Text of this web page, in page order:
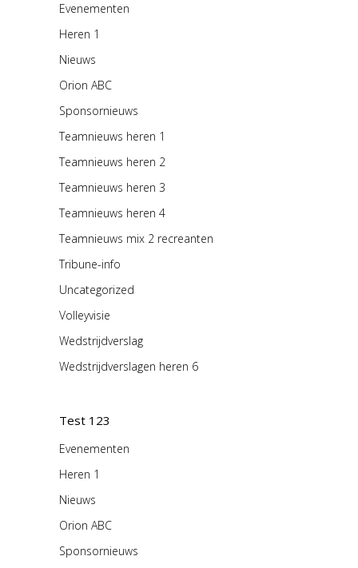
Evenementen
Heren 1
Nieuws
Orion ABC
Sponsornieuws
Teamnieuws heren 1
Teamnieuws heren 2
Teamnieuws heren 3
Teamnieuws heren 4
Teamnieuws mix 2 recreanten
Tribune-info
Uncategorized
Volleyvisie
Wedstrijdverslag
Wedstrijdverslagen heren 6
Test 123
Evenementen
Heren 1
Nieuws
Orion ABC
Sponsornieuws